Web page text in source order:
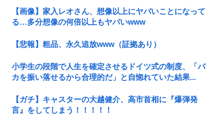
【画像】家入レオさん、想像以上にヤバいことになって
る…多分想像の何倍以上もヤバいwww
【悲報】粗品、永久追放www（証拠あり）
小学生の段階で人生を確定させるドイツ式の制度、「バ
カを振い落せるから合理的だ」と自惚れていた結果...
【ガチ】キャスターの大越健介、高市首相に『爆弾発
言』をしてしまう！！！！！